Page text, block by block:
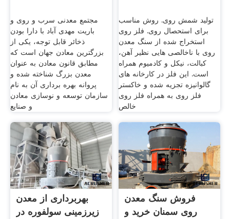
مجتمع معدنی سرب و روی و
باریت مهدی آباد با دارا بودن
ذخائر قابل توجه، یکی از
بزرگترین معادن جهان است که
مطابق قانون معادن به عنوان
معدن بزرگ شناخته شده و
پروانه بهره برداری آن به نام
سازمان توسعه و نوسازی معادن
و صنایع
تولید شمش روی. روش مناسب
برای استحصال روی. فلز روی
استخراج شده از سنگ معدن
روی با ناخالصی هایی نظیر آهن،
کبالت، نیکل و کادمیوم همراه
است. این فلز در کارخانه های
گالوانیزه تجزیه شده و خاکستر
فلز روی به همراه فلز روی
خالص
بهربرداری از معدن
زیرزمینی سولفوره در
فروش سنگ معدن
روی سمنان خرید و